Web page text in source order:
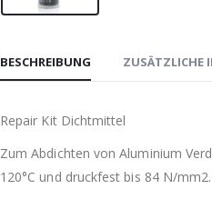
BESCHREIBUNG ZUSÄTZLICHE
Repair Kit Dichtmittel
Zum Abdichten von Aluminium
120°C und druckfest bis 84 N/mm2.